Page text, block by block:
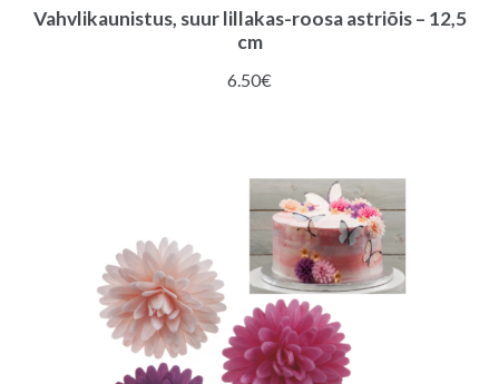
Vahvlikaunistus, suur lillakas-roosa astriõis – 12,5
cm
6.50€